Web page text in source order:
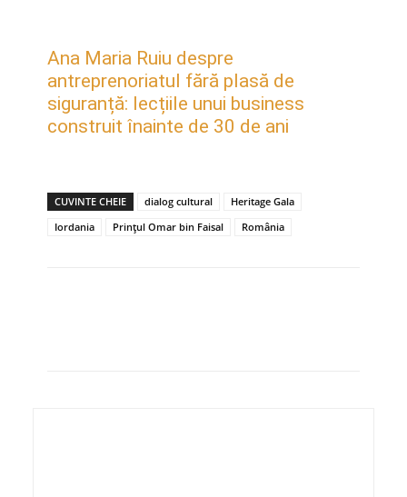
Ana Maria Ruiu despre
antreprenoriatul fără plasă de
siguranță: lecțiile unui business
construit înainte de 30 de ani
CUVINTE CHEIE dialog cultural
Heritage Gala
Iordania
Prințul Omar bin Faisal România